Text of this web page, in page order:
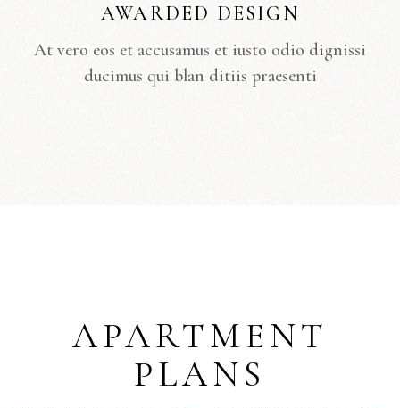
AWARDED DESIGN
At vero eos et accusamus et iusto odio dignissi
ducimus qui blan ditiis praesenti
APARTMENT
PLANS